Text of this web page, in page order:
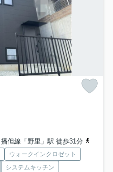
播但線「野里」駅 徒歩31分
ウォークインクロゼット
システムキッチン